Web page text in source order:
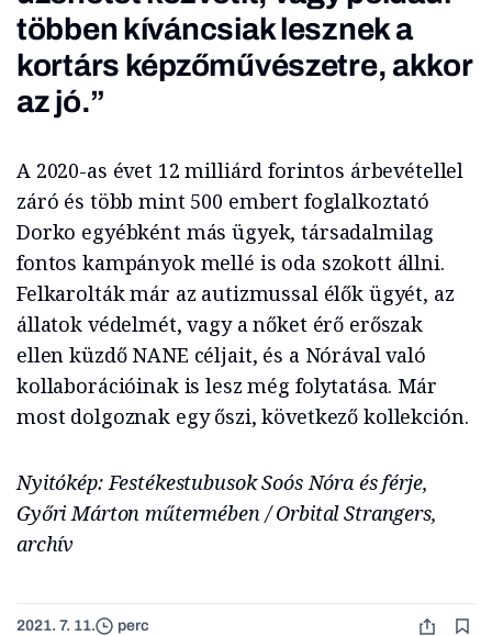
többen kíváncsiak lesznek a
kortárs képzőművészetre, akkor
az jó.”
A 2020-as évet 12 milliárd forintos árbevétellel
záró és több mint 500 embert foglalkoztató
Dorko egyébként más ügyek, társadalmilag
fontos kampányok mellé is oda szokott állni.
Felkarolták már az autizmussal élők ügyét, az
állatok védelmét, vagy a nőket érő erőszak
ellen küzdő NANE céljait, és a Nórával való
kollaborációinak is lesz még folytatása. Már
most dolgoznak egy őszi, következő kollekción.
Nyitókép: Festékestubusok Soós Nóra és férje,
Győri Márton műtermében / Orbital Strangers,
archív
2021. 7. 11. perc